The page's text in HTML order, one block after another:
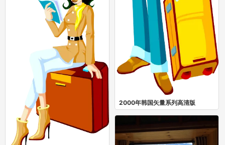
2000年韩国矢量系列高清版
1
2000年韩国矢量系列高清版